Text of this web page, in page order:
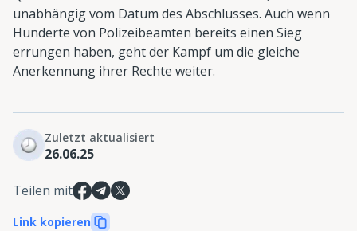
unabhängig vom Datum des Abschlusses. Auch wenn
Hunderte von Polizeibeamten bereits einen Sieg
errungen haben, geht der Kampf um die gleiche
Anerkennung ihrer Rechte weiter.
Zuletzt aktualisiert
26.06.25
Teilen mit
Link kopieren